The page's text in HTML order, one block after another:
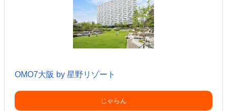
OMO7大阪 by 星野リゾート
「味の大丸」でランチ＆乾杯
梅田エリア「ぎふや」
梅田エリア「勝男」で再度乾杯
OMO7大阪 by 星野リゾート
じゃらん